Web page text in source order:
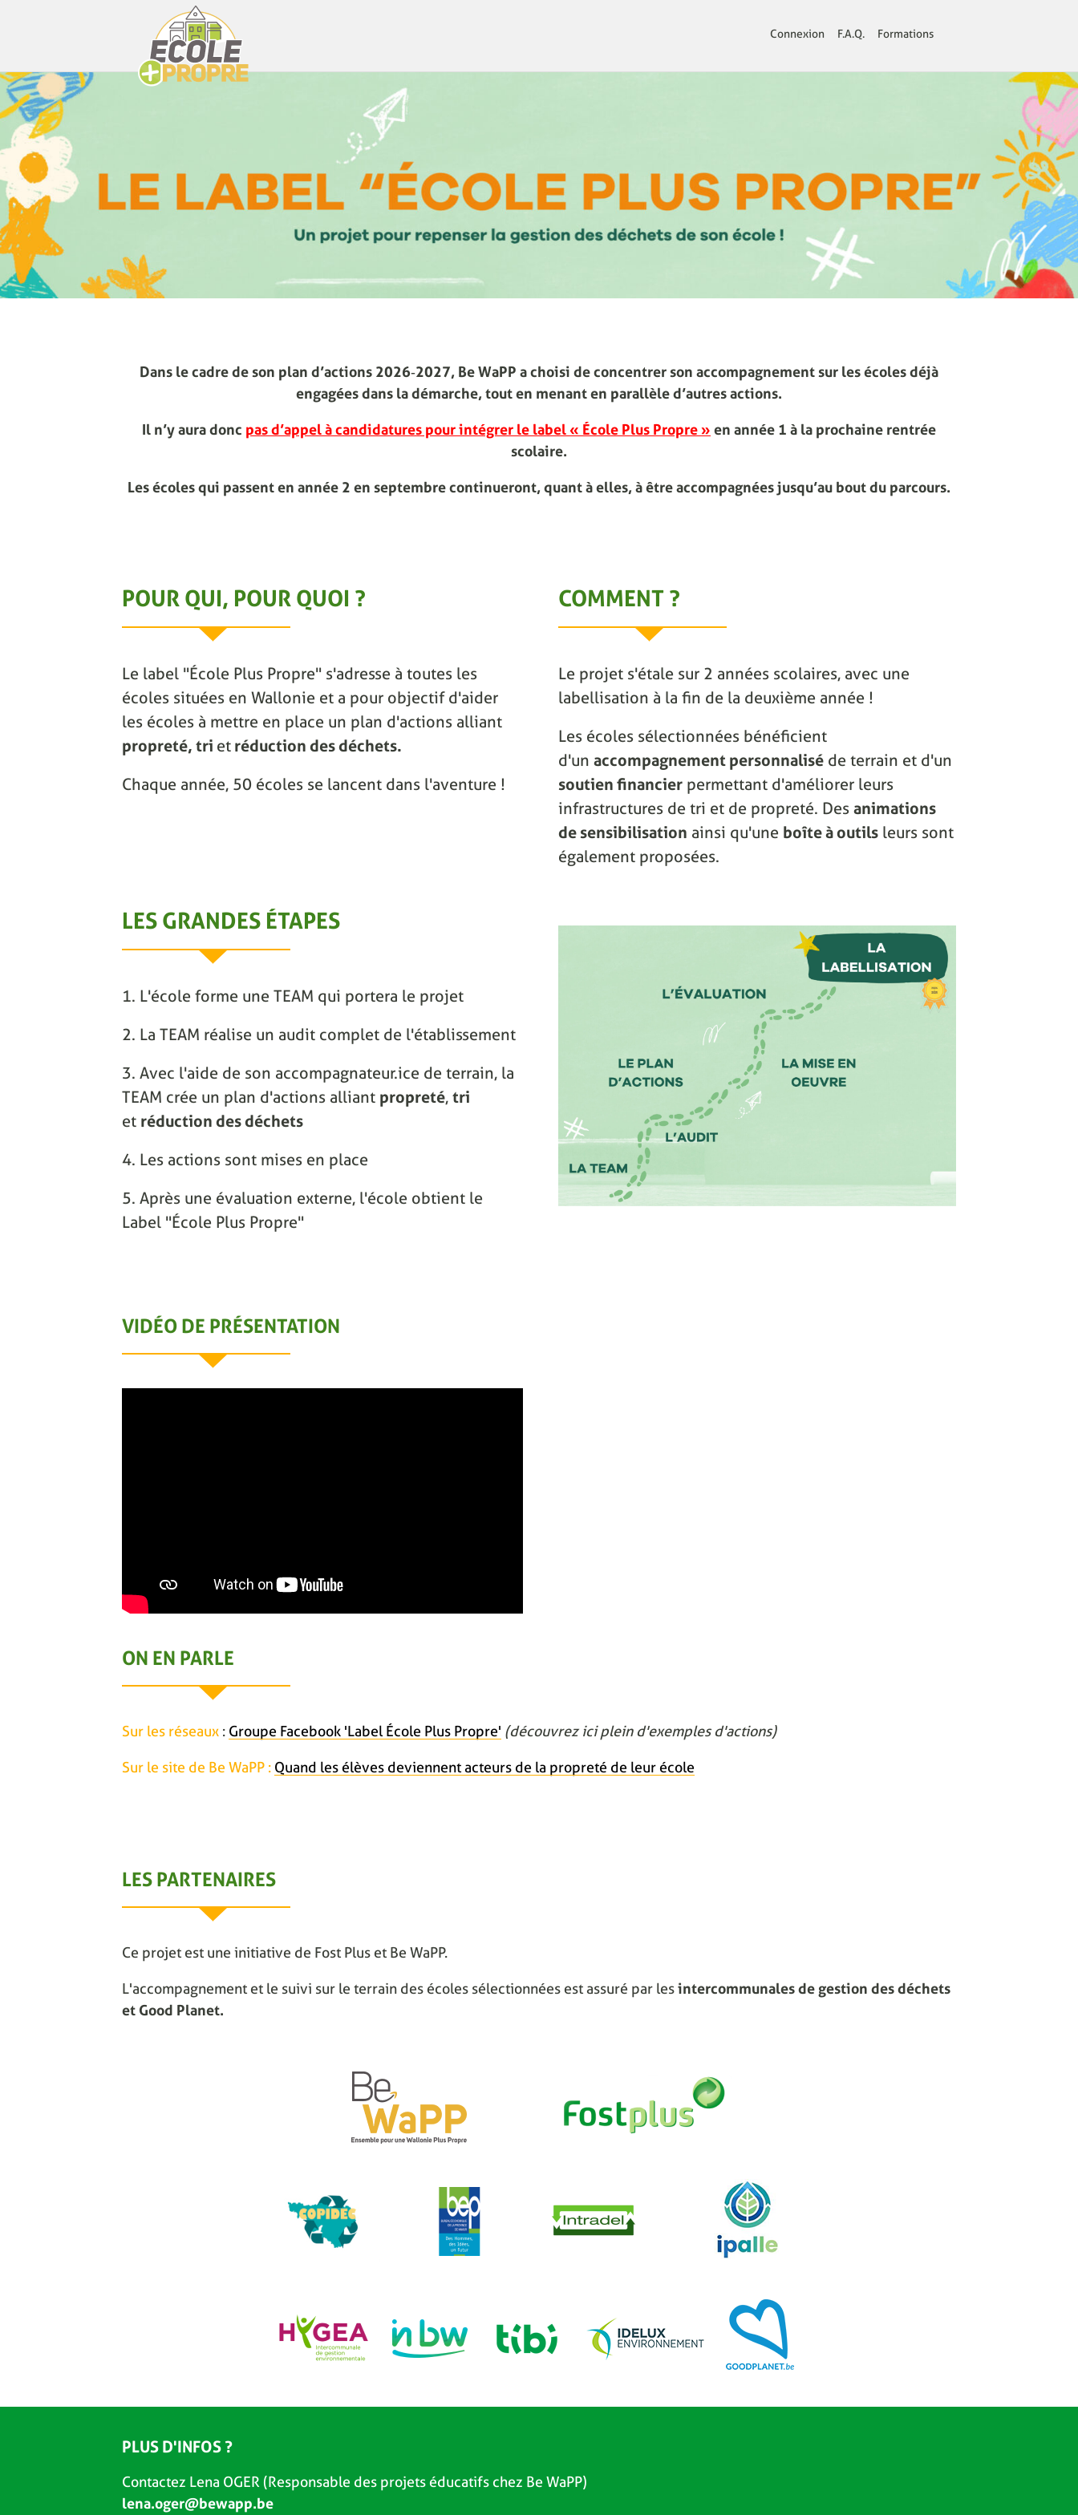
Connexion F.A.Q. Formations
Dans le cadre de son plan d’actions 2026‑2027, Be WaPP a choisi de concentrer son accompagnement sur les écoles déjà
engagées dans la démarche, tout en menant en parallèle d’autres actions.
Il n’y aura donc pas d’appel à candidatures pour intégrer le label « École Plus Propre » en année 1 à la prochaine rentrée
scolaire.
Les écoles qui passent en année 2 en septembre continueront, quant à elles, à être accompagnées jusqu’au bout du parcours.
POUR QUI, POUR QUOI ?
Le label "École Plus Propre" s'adresse à toutes les
écoles situées en Wallonie et a pour objectif d'aider
les écoles à mettre en place un plan d'actions alliant
propreté, tri et réduction des déchets.
Chaque année, 50 écoles se lancent dans l'aventure !
COMMENT ?
Le projet s'étale sur 2 années scolaires, avec une
labellisation à la fin de la deuxième année !
Les écoles sélectionnées bénéficient
d'un accompagnement personnalisé de terrain et d'un
soutien financier permettant d'améliorer leurs
infrastructures de tri et de propreté. Des animations
de sensibilisation ainsi qu'une boîte à outils leurs sont
également proposées.
LES GRANDES ÉTAPES
1. L'école forme une TEAM qui portera le projet
2. La TEAM réalise un audit complet de l'établissement
3. Avec l'aide de son accompagnateur.ice de terrain, la
TEAM crée un plan d'actions alliant propreté, tri
et réduction des déchets
4. Les actions sont mises en place
5. Après une évaluation externe, l'école obtient le
Label "École Plus Propre"
VIDÉO DE PRÉSENTATION
ON EN PARLE
Sur les réseaux : Groupe Facebook 'Label École Plus Propre' (découvrez ici plein d'exemples d'actions)
Sur le site de Be WaPP : Quand les élèves deviennent acteurs de la propreté de leur école
LES PARTENAIRES
Ce projet est une initiative de Fost Plus et Be WaPP.
L'accompagnement et le suivi sur le terrain des écoles sélectionnées est assuré par lesintercommunales de gestion des déchets
et Good Planet.
PLUS D'INFOS ?
Contactez Lena OGER (Responsable des projets éducatifs chez Be WaPP)
lena.oger@bewapp.be